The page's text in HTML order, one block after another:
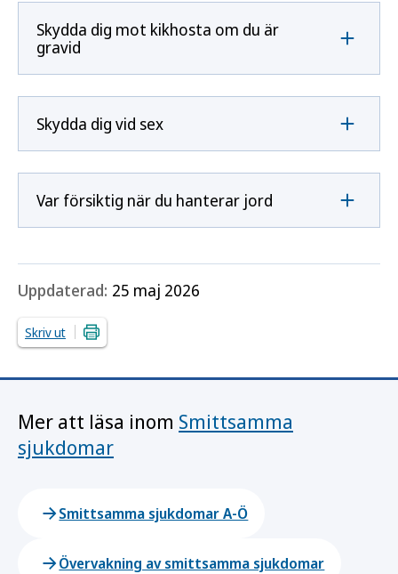
Skydda dig mot kikhosta om du är
gravid
Skydda dig vid sex
Var försiktig när du hanterar jord
Uppdaterad: 25 maj 2026
Skriv ut
Mer att läsa inom Smittsamma
sjukdomar
Smittsamma sjukdomar A-Ö
Övervakning av smittsamma sjukdomar